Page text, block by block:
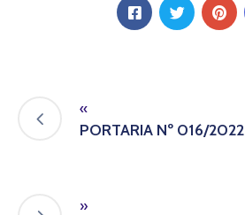
«
PORTARIA Nº 016/2022
»